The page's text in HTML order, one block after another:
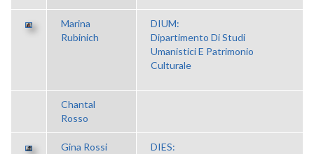
Marina
Rubinich
DIUM:
Dipartimento Di Studi
Umanistici E Patrimonio
Culturale
Chantal
Rosso
Gina Rossi
DIES: